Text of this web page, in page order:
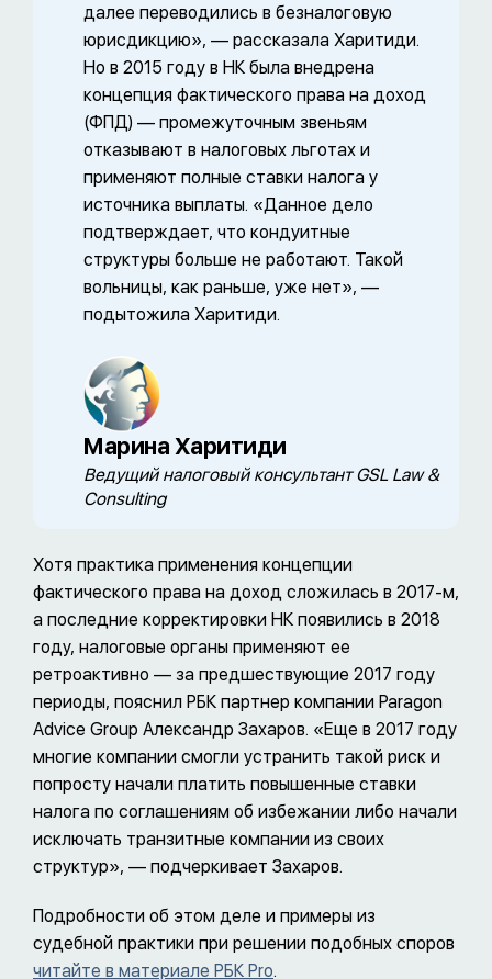
далее переводились в безналоговую
юрисдикцию», — рассказала Харитиди.
Но в 2015 году в НК была внедрена
концепция фактического права на доход
(ФПД) — промежуточным звеньям
отказывают в налоговых льготах и
применяют полные ставки налога у
источника выплаты. «Данное дело
подтверждает, что кондуитные
структуры больше не работают. Такой
вольницы, как раньше, уже нет», —
подытожила Харитиди.
Марина Харитиди
Ведущий налоговый консультант GSL Law &
Consulting
Хотя практика применения концепции
фактического права на доход сложилась в 2017-м,
а последние корректировки НК появились в 2018
году, налоговые органы применяют ее
ретроактивно — за предшествующие 2017 году
периоды, пояснил РБК партнер компании Paragon
Advice Group Александр Захаров. «Еще в 2017 году
многие компании смогли устранить такой риск и
попросту начали платить повышенные ставки
налога по соглашениям об избежании либо начали
исключать транзитные компании из своих
структур», — подчеркивает Захаров.
Подробности об этом деле и примеры из
судебной практики при решении подобных споров
читайте в материале РБК Pro.